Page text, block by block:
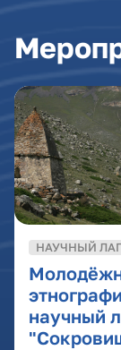
НАУЧНЫЙ
научный